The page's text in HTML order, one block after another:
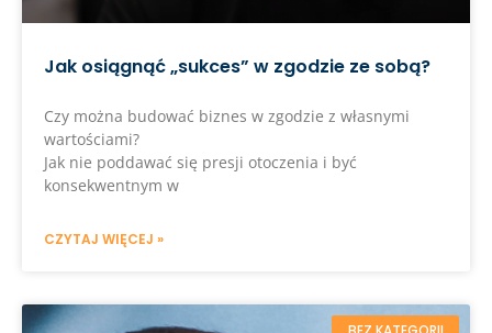
Jak osiągnąć „sukces” w zgodzie ze sobą?
Czy można budować biznes w zgodzie z własnymi
wartościami?
Jak nie poddawać się presji otoczenia i być
konsekwentnym w
CZYTAJ WIĘCEJ »